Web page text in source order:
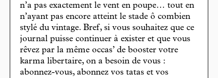
n’a pas exactement le vent en poupe… tout en
n’ayant pas encore atteint le stade ô combien
stylé du vintage. Bref, si vous souhaitez que ce
journal puisse continuer à exister et que vous
rêvez par la même occas’ de booster votre
karma libertaire, on a besoin de vous :
abonnez-vous, abonnez vos tatas et vos